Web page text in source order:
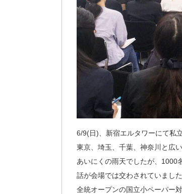
6/9(日)、新宿エルタワーにて私
東京、埼玉、千葉、神奈川と広
あいにくの雨天でしたが、1000
話が会場では交わされていました
全統オープンの国立小ペーパー